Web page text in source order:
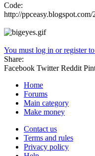
Code:
http://
You must log in or register
Share:
Facebook Twitter Reddit
Home
Forums
Main category
Make money
Contact us
Terms and rules
Privacy policy